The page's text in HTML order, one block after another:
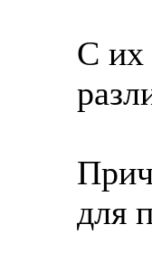
С их
для